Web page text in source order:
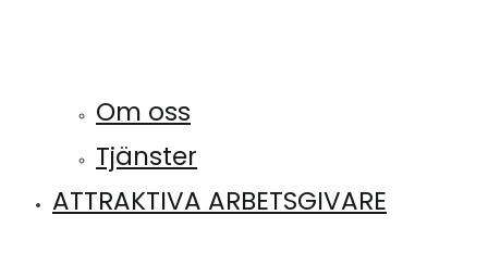
Om oss
Tjänster
ATTRAKTIVA ARBETSGIVARE